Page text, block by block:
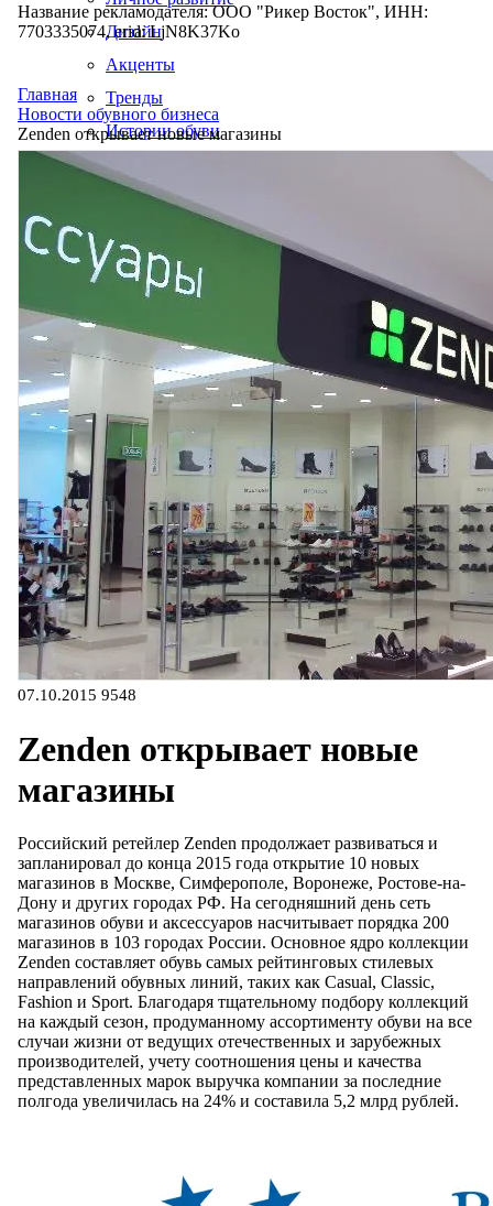
Дизайн
Акценты
Тренды
Истории обуви
Название рекламодателя: ООО "Рикер Восток", ИНН:
7703335074, erid: LjN8K37Ko
Главная
Новости обувного бизнеса
Zenden открывает новые магазины
07.10.2015 9548
Zenden открывает новые
магазины
Российский ретейлер Zenden продолжает развиваться и
запланировал до конца 2015 года открытие 10 новых
магазинов в Москве, Симферополе, Воронеже, Ростове-на-
Дону и других городах РФ. На сегодняшний день сеть
магазинов обуви и аксессуаров насчитывает порядка 200
магазинов в 103 городах России. Основное ядро коллекции
Zenden составляет обувь самых рейтинговых стилевых
направлений обувных линий, таких как Casual, Classic,
Fashion и Sport. Благодаря тщательному подбору коллекций
на каждый сезон, продуманному ассортименту обуви на все
случаи жизни от ведущих отечественных и зарубежных
производителей, учету соотношения цены и качества
представленных марок выручка компании за последние
полгода увеличилась на 24% и составила 5,2 млрд рублей.